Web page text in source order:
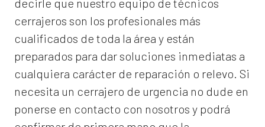
decirle que nuestro equipo de técnicos
cerrajeros son los profesionales más
cualificados de toda la área y están
preparados para dar soluciones inmediatas a
cualquiera carácter de reparación o relevo. Si
necesita un cerrajero de urgencia no dude en
ponerse en contacto con nosotros y podrá